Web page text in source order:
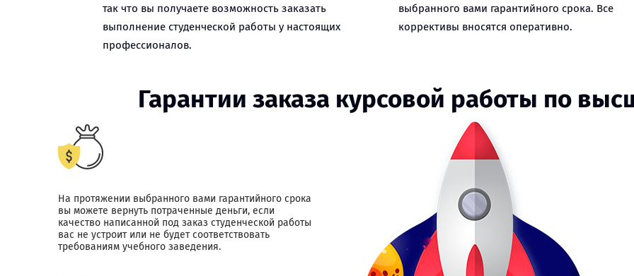
так что вы получаете возможность заказать
выполнение студенческой работы у настоящих
профессионалов.
выбранного вами гарантийного срока. Все
коррективы вносятся оперативно.
Гарантии заказа курсовой работы по
На протяжении выбранного вами гарантийного срока
вы можете вернуть потраченные деньги, если
качество написанной под заказ студенческой работы
вас не устроит или не будет соответствовать
требованиям учебного заведения.